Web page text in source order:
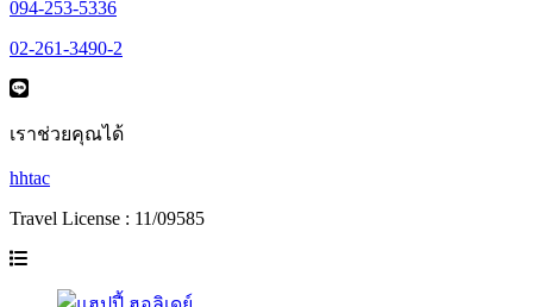
094-253-5336
02-261-3490-2
เราช่วยคุณได้
hhtac
Travel License : 11/09585